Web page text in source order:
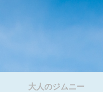
大人のジムニー